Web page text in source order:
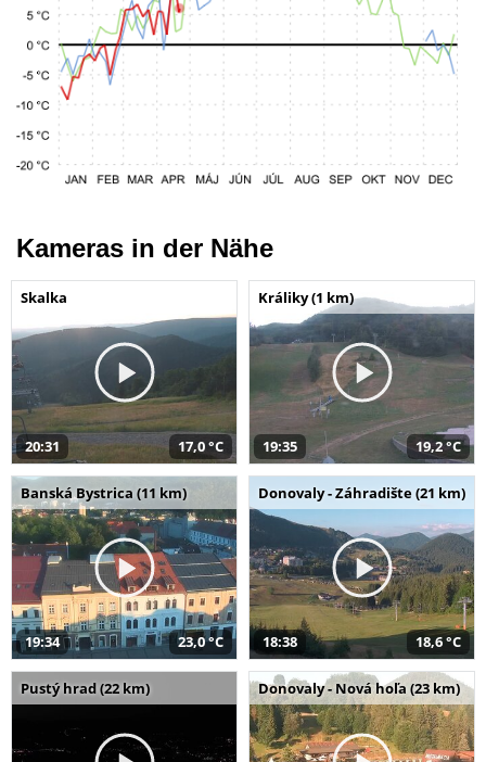
Kameras in der Nähe
Skalka
20:31 17,0 °C
Králiky (1 km)
19:35 19,2 °C
Banská Bystrica (11 km)
19:34 23,0 °C
Donovaly - Záhradište (21 km)
18:38 18,6 °C
Pustý hrad (22 km) Donovaly - Nová hoľa (23 km)